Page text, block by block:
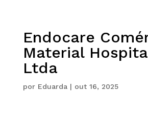
Endocare
Material
Ltda
por Eduarda| out 16, 2025